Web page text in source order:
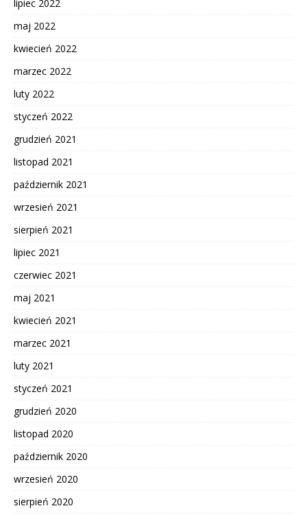
lipiec 2022
maj 2022
kwiecień 2022
marzec 2022
luty 2022
styczeń 2022
grudzień 2021
listopad 2021
październik 2021
wrzesień 2021
sierpień 2021
lipiec 2021
czerwiec 2021
maj 2021
kwiecień 2021
marzec 2021
luty 2021
styczeń 2021
grudzień 2020
listopad 2020
październik 2020
wrzesień 2020
sierpień 2020